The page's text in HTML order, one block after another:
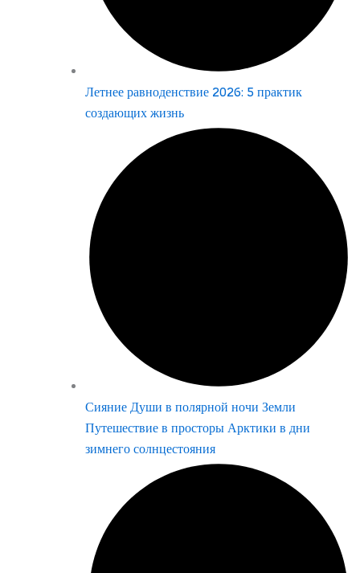
Летнее равноденствие 2026: 5 практик
создающих жизнь
Сияние Души в полярной ночи Земли
Путешествие в просторы Арктики в дни
зимнего солнцестояния